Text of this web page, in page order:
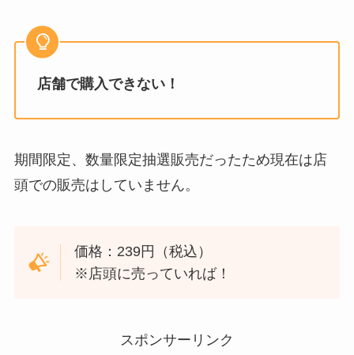
店舗で購入できない！
期間限定、数量限定抽選販売だったため現在は店
頭での販売はしていません。
価格：239円（税込）
※店頭に売っていれば！
スポンサーリンク